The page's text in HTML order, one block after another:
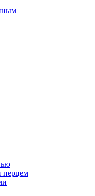
перцем